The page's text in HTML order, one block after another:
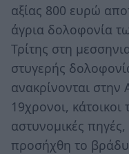
αξίας 800 ευρώ
άγρια δολοφονία
Τρίτης στη
στυγερής
ανακρίνονται
19χρονοι,
αστυνομικές
προσήχθη το βράδυ